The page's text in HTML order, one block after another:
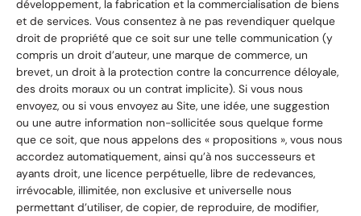
développement, la fabrication et la commercialisation de biens
et de services. Vous consentez à ne pas revendiquer quelque
droit de propriété que ce soit sur une telle communication (y
compris un droit d’auteur, une marque de commerce, un
brevet, un droit à la protection contre la concurrence déloyale,
des droits moraux ou un contrat implicite). Si vous nous
envoyez, ou si vous envoyez au Site, une idée, une suggestion
ou une autre information non-sollicitée sous quelque forme
que ce soit, que nous appelons des « propositions », vous nous
accordez automatiquement, ainsi qu’à nos successeurs et
ayants droit, une licence perpétuelle, libre de redevances,
irrévocable, illimitée, non exclusive et universelle nous
permettant d’utiliser, de copier, de reproduire, de modifier,